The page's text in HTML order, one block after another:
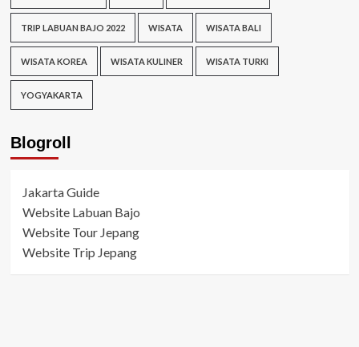
TRIP LABUAN BAJO 2022 WISATA WISATA BALI
WISATA KOREA WISATA KULINER WISATA TURKI
YOGYAKARTA
Blogroll
Jakarta Guide
Website Labuan Bajo
Website Tour Jepang
Website Trip Jepang